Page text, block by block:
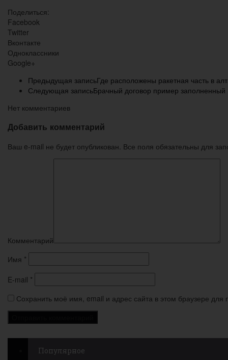
Поделиться:
Facebook
Twitter
Вконтакте
Одноклассники
Google+
Предыдущая записьГде расположены ракетная часть в
Следующая записьБрачный договор пример заполненный
Нет комментариев
Добавить комментарий
Ваш e-mail не будет опубликован. Все поля обязательны для
Комментарий
Имя *
E-mail *
Сохранить моё имя, email и адрес сайта в этом браузере
Популярное